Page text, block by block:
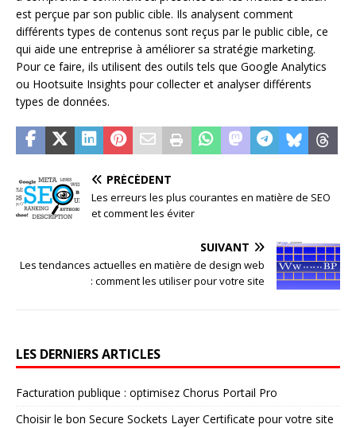
est perçue par son public cible. Ils analysent comment
différents types de contenus sont reçus par le public cible, ce
qui aide une entreprise à améliorer sa stratégie marketing.
Pour ce faire, ils utilisent des outils tels que Google Analytics
ou Hootsuite Insights pour collecter et analyser différents
types de données.
PRÉCÉDENT
Les erreurs les plus courantes en matière de SEO
et comment les éviter
SUIVANT
Les tendances actuelles en matière de design web
: comment les utiliser pour votre site
LES DERNIERS ARTICLES
Facturation publique : optimisez Chorus Portail Pro
Choisir le bon Secure Sockets Layer Certificate pour votre site